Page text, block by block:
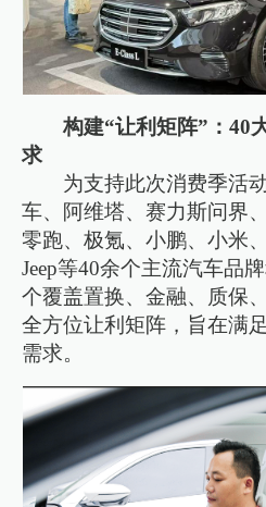
构建“让利矩阵”：40
求
为支持此次消费季活
车、阿维塔、赛力斯问界
零跑、极氪、小鹏、小米
Jeep等40余个主流汽车品
个覆盖置换、金融、质保
全方位让利矩阵，旨在满
需求。